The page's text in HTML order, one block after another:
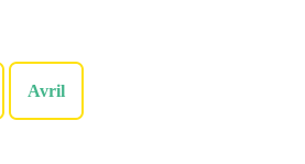
Avril